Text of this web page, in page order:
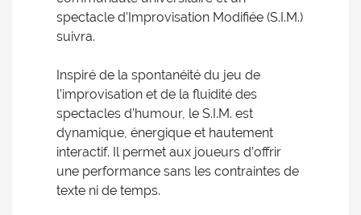
spectacle d’Improvisation Modifiée (S.I.M.)
suivra.
Inspiré de la spontanéité du jeu de
l’improvisation et de la fluidité des
spectacles d’humour, le S.I.M. est
dynamique, énergique et hautement
interactif. Il permet aux joueurs d’offrir
une performance sans les contraintes de
texte ni de temps.